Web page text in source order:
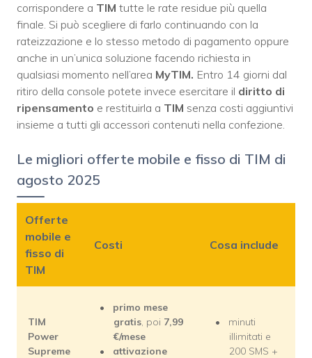
corrispondere a TIM tutte le rate residue più quella
finale. Si può scegliere di farlo continuando con la
rateizzazione e lo stesso metodo di pagamento oppure
anche in un’unica soluzione facendo richiesta in
qualsiasi momento nell’area MyTIM. Entro 14 giorni dal
ritiro della console potete invece esercitare il diritto di
ripensamento e restituirla a TIM senza costi aggiuntivi
insieme a tutti gli accessori contenuti nella confezione.
Le migliori offerte mobile e fisso di TIM di
agosto 2025
Offerte
mobile e
fisso di
TIM
Costi Cosa include
TIM
Power
Supreme
primo mese
gratis , poi 7,99
€/mese
attivazione
minuti
illimitati e
200 SMS +